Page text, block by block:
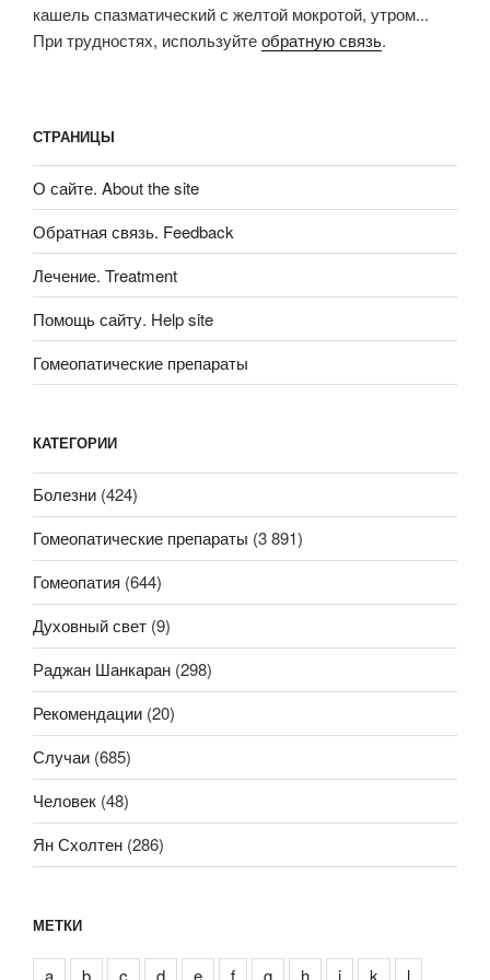
кашель спазматический с желтой мокротой, утром...
При трудностях, используйтеобратную связь.
СТРАНИЦЫ
О сайте. About the site
Обратная связь. Feedback
Лечение. Treatment
Помощь сайту. Help site
Гомеопатические препараты
КАТЕГОРИИ
Болезни (424)
Гомеопатические препараты (3 891)
Гомеопатия (644)
Духовный свет (9)
Раджан Шанкаран (298)
Рекомендации (20)
Случаи (685)
Человек (48)
Ян Схолтен (286)
МЕТКИ
a b c d e f g h i k l